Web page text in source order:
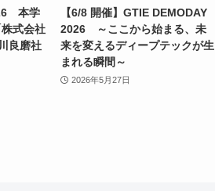
本学
式会社
良磨社
【6/8 開催】GTIE DEMODAY
2026 ～ここから始まる、未
来を変えるディープテックが生
まれる瞬間～
2026年5月27日